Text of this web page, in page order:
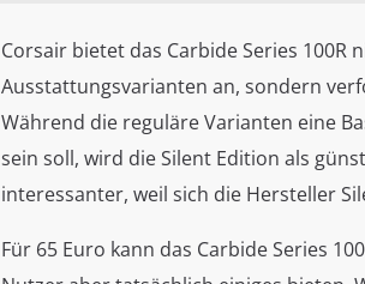
Corsair bietet das Carbide Series
Ausstattungsvarianten an, sondern
Während die reguläre Varianten eine
sein soll, wird die Silent Edition als
interessanter, weil sich die Hersteller
Für 65 Euro kann das Carbide Series